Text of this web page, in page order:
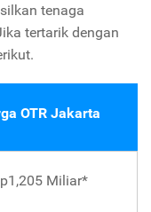
tenaga
tertarik dengan
OTR Jakarta
Miliar*